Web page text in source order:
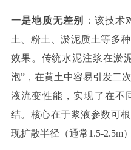
一是地质无差别 ： 该技术
土、粉土、淤泥质土等多
效果。传统水泥注浆在淤
泡”，在黄土中容易引发二
液流变性能，实现了在不
结。核心在于浆液参数可
现扩散半径（通常1.5-2.5m